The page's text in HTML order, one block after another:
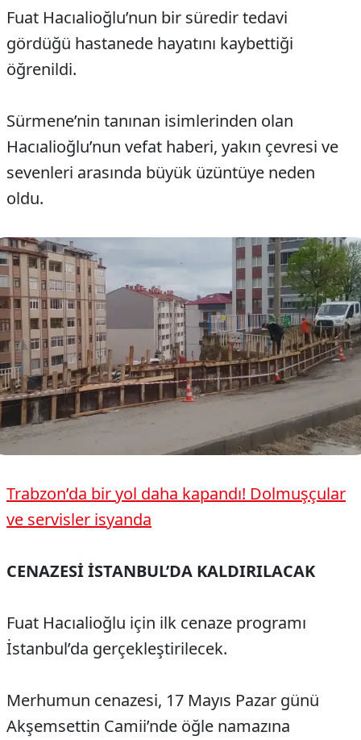
Fuat Hacıalioğlu’nun bir süredir tedavi
gördüğü hastanede hayatını kaybettiği
öğrenildi.
Sürmene’nin tanınan isimlerinden olan
Hacıalioğlu’nun vefat haberi, yakın çevresi ve
sevenleri arasında büyük üzüntüye neden
oldu.
Trabzon’da bir yol daha kapandı! Dolmuşçular
ve servisler isyanda
CENAZESİ İSTANBUL’DA KALDIRILACAK
Fuat Hacıalioğlu için ilk cenaze programı
İstanbul’da gerçekleştirilecek.
Merhumun cenazesi, 17 Mayıs Pazar günü
Akşemsettin Camii’nde öğle namazına